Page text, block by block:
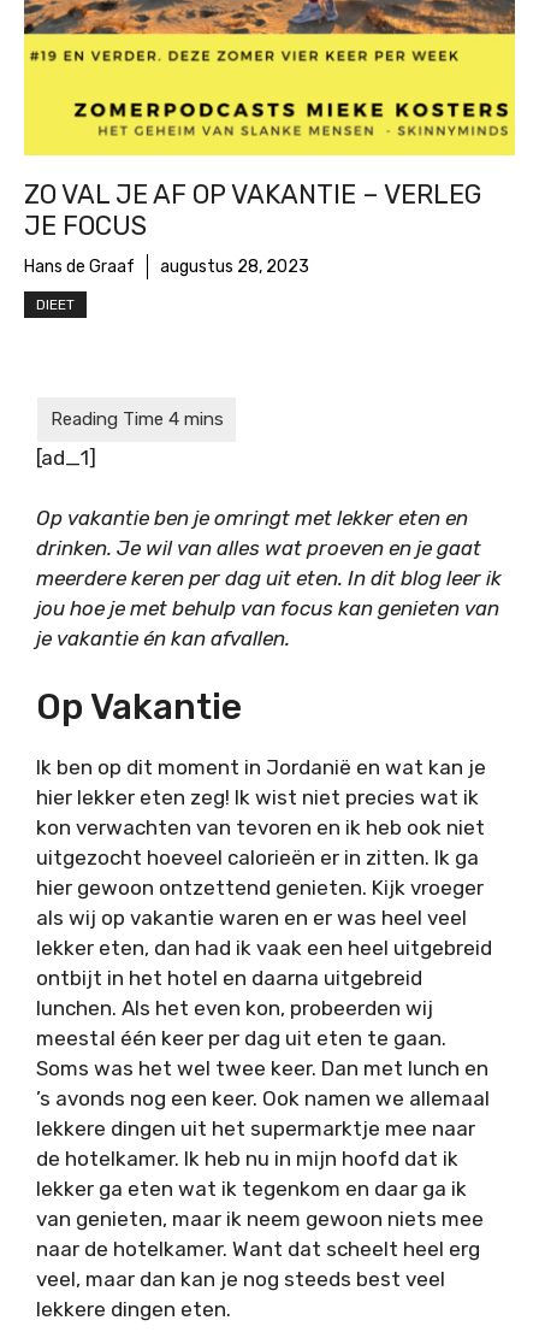
ZO VAL JE AF OP VAKANTIE – VERLEG
JE FOCUS
Hans de Graaf augustus 28, 2023
DIEET
[ad_1]
Op vakantie ben je omringt met lekker eten en
drinken. Je wil van alles wat proeven en je gaat
meerdere keren per dag uit eten. In dit blog leer ik
jou hoe je met behulp van focus kan genieten van
je vakantie én kan afvallen.
Op Vakantie
Ik ben op dit moment in Jordanië en wat kan je
hier lekker eten zeg! Ik wist niet precies wat ik
kon verwachten van tevoren en ik heb ook niet
uitgezocht hoeveel calorieën er in zitten. Ik ga
hier gewoon ontzettend genieten. Kijk vroeger
als wij op vakantie waren en er was heel veel
lekker eten, dan had ik vaak een heel uitgebreid
ontbijt in het hotel en daarna uitgebreid
lunchen. Als het even kon, probeerden wij
meestal één keer per dag uit eten te gaan.
Soms was het wel twee keer. Dan met lunch en
’s avonds nog een keer. Ook namen we allemaal
lekkere dingen uit het supermarktje mee naar
de hotelkamer. Ik heb nu in mijn hoofd dat ik
lekker ga eten wat ik tegenkom en daar ga ik
van genieten, maar ik neem gewoon niets mee
naar de hotelkamer. Want dat scheelt heel erg
veel, maar dan kan je nog steeds best veel
lekkere dingen eten.